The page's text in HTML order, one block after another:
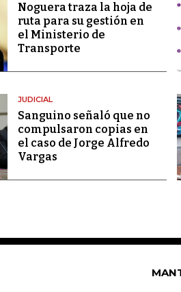
Noguera traza la hoja de
ruta para su gestión en
el Ministerio de
Transporte
JUDICIAL
Sanguino señaló que no
compulsaron copias en
el caso de Jorge Alfredo
Vargas